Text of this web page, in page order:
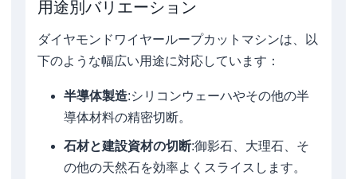
用途別バリエーション
ダイヤモンドワイヤーループカットマシンは、以
下のような幅広い用途に対応しています：
半導体製造:シリコンウェーハやその他の半
導体材料の精密切断。
石材と建設資材の切断:御影石、大理石、そ
の他の天然石を効率よくスライスします。